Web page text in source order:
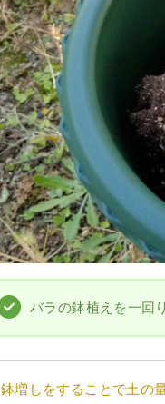
バラの鉢植えを一回
鉢増しをすることで土の